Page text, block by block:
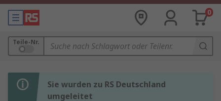
0
Teile-Nr.
Sie wurden zu RS Deutschland
umgeleitet